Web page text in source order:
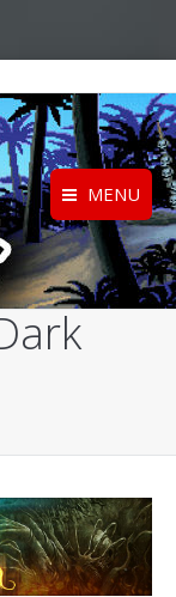
MENU